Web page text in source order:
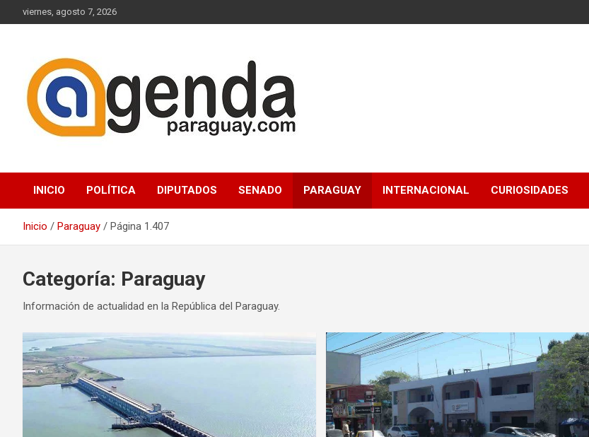
al
viernes, agosto 7, 2026
Agenda Paraguay
INICIO POLÍTICA DIPUTADOS SENADO PARAGUAY INTERNACIONAL CURIOSIDADES
Inicio Paraguay Página 1.407
Categoría: Paraguay
Información de actualidad en la República del Paraguay.